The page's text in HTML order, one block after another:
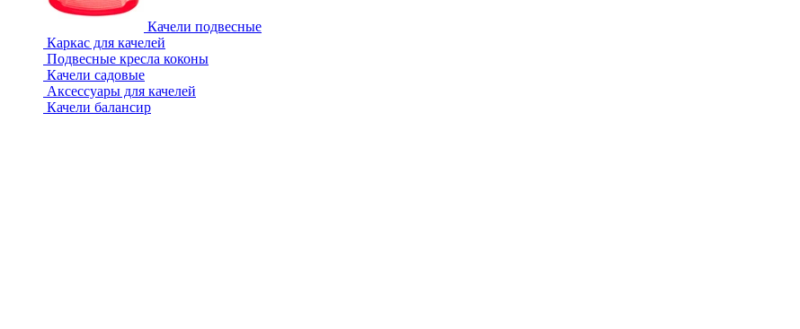
Качели подвесные
Каркас для качелей
Подвесные кресла коконы
Качели садовые
Аксессуары для качелей
Качели балансир